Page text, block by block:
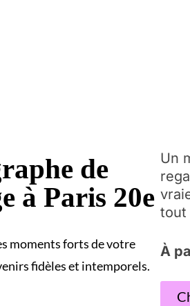
de
à Paris 20e
moments forts de votre
fidèles et intemporels.
Un
tout
À